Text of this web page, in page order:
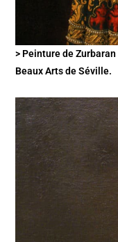
> Peinture de
Beaux Arts de Séville.